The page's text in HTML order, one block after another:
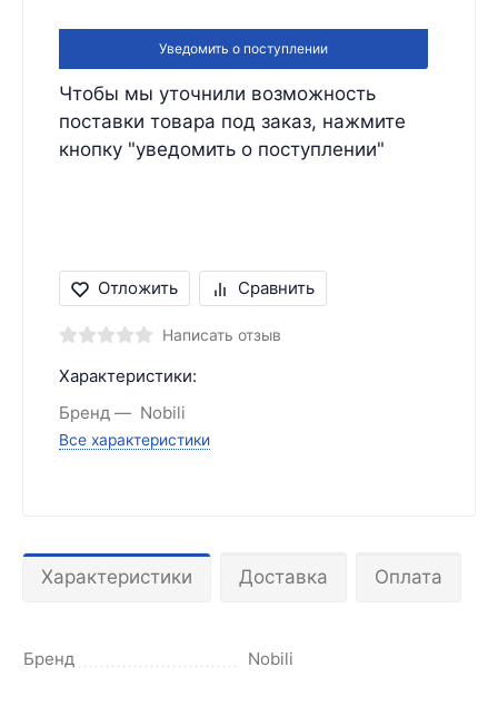
Уведомить о поступлении
Чтобы мы уточнили возможность
поставки товара под заказ, нажмите
кнопку "уведомить о поступлении"
Отложить Сравнить
Написать отзыв
Характеристики:
Бренд
Nobili
Все характеристики
Характеристики Доставка Оплата
Бренд Nobili